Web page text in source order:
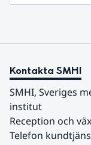
Kontakta SMHI
SMHI, Sveriges
institut
Reception och
Telefon